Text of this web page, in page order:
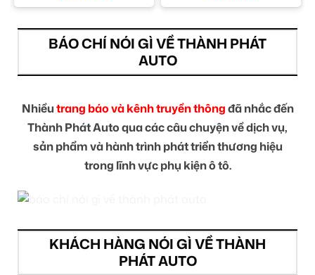
BÁO CHÍ NÓI GÌ VỀ THÀNH PHÁT
AUTO
Nhiềutrang báo và kênh truyền thôngđã nhắc đến
Thành Phát Auto qua các câu chuyện về dịch vụ,
sản phẩm và hành trình phát triển thương hiệu
trong lĩnh vực phụ kiện ô tô.
KHÁCH HÀNG NÓI GÌ VỀ THÀNH
PHÁT AUTO